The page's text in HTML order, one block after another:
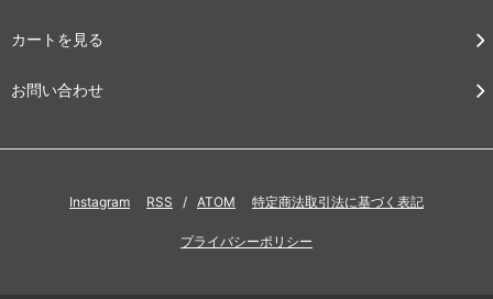
カートを見る
お問い合わせ
Instagram RSS / ATOM 特定商法取引法に基づく表記
プライバシーポリシー